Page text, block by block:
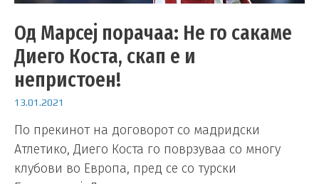
Од Марсеј порачаа: Не го сакаме
Диего Коста, скап е и
непристоен!
13.01.2021
По прекинот на договорот со мадридски
Атлетико, Диего Коста го поврзуваа со многу
клубови во Европа, пред се со турски